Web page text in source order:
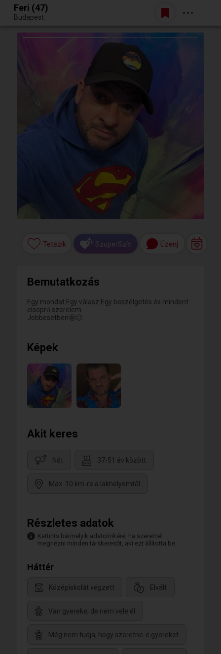
Egy jó randiból bármi lehet.
Belépés
Feri (47)
Budapest
Tetszik SzuperSzív Üzenj
Bemutatkozás
Egy mondat.Egy válasz.Egy beszélgetés és mindent
elsöprő szerelem.
Jobbesetben🤩😊
Képek
Akit keres
Nőt 37-51 év között
Max. 10 km-re a lakhelyemtől
Részletes adatok
Kattints bármelyik adatcímkére, ha szeretnél
megnézni minden társkeresőt, aki ezt állította be.
Háttér
Középiskolát végzett Elvált
Van gyereke, de nem vele él
Még nem tudja, hogy szeretne-e gyereket